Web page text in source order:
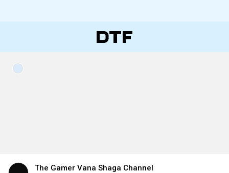
The Gamer Vana Shaga Channel